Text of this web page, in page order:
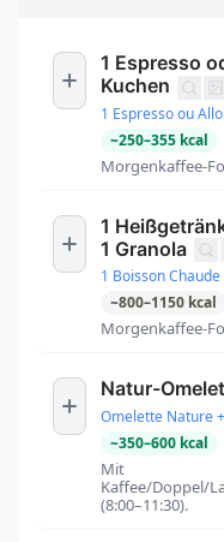
1 Espresso
Kuchen
1 Espresso ou
~250–355 kcal
Morgenkaffee-
1
1 Granola
1 Boisson
~800–1150 kcal
Morgenkaffee-
Natur-
Omelette Nature
~350–600 kcal
Mit
Kaffee/Doppel/
(8:00–11:30).